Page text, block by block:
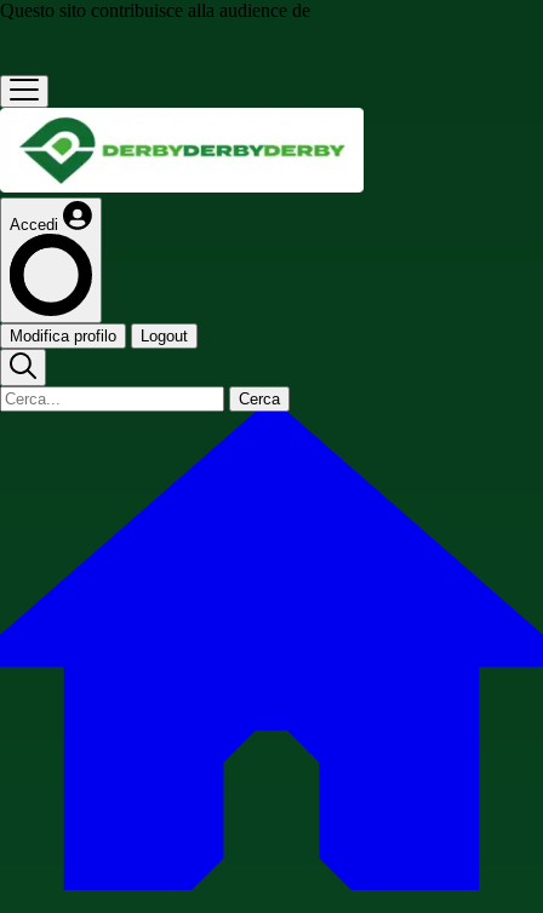
Questo sito contribuisce alla audience de
Accedi
Modifica profilo Logout
Cerca